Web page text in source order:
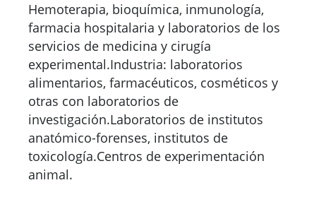
Hemoterapia, bioquímica, inmunología,
farmacia hospitalaria y laboratorios de los
servicios de medicina y cirugía
experimental.Industria: laboratorios
alimentarios, farmacéuticos, cosméticos y
otras con laboratorios de
investigación.Laboratorios de institutos
anatómico-forenses, institutos de
toxicología.Centros de experimentación
animal.